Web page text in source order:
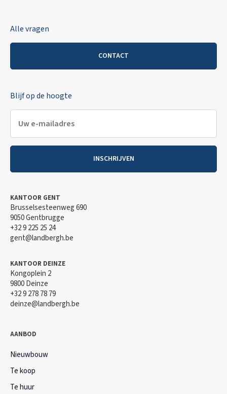
Appartement in Zwijnaarde
Lichtrijk appartement in parklandschap met 2 slaapkamers in
Zwijnaarde
Alle vragen
CONTACT
Blijf op de hoogte
INSCHRIJVEN
KANTOOR GENT
Brusselsesteenweg 690
9050 Gentbrugge
+32 9 225 25 24
gent@landbergh.be
KANTOOR DEINZE
Kongoplein 2
9800 Deinze
+32 9 278 78 79
deinze@landbergh.be
AANBOD
Nieuwbouw
Te koop
Te huur